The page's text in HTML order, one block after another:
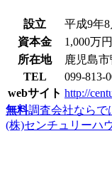
設立
平成9年8
資本金
1,000万円
所在地
鹿児島
TEL
099-813-
webサイト http://
無料調査会社ならで
(株)センチュリーハ